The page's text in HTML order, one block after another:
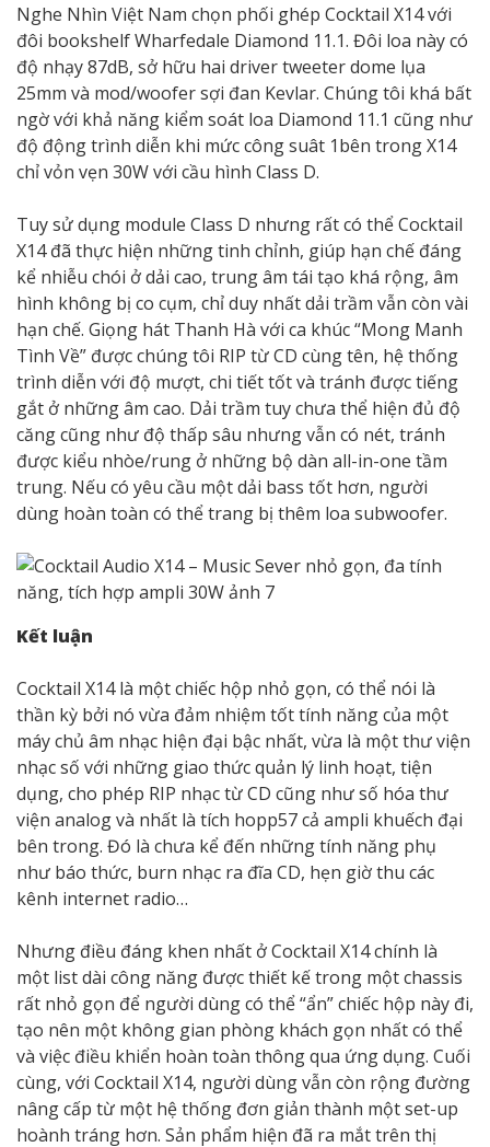
Nghe Nhìn Việt Nam chọn phối ghép Cocktail X14 với
đôi bookshelf Wharfedale Diamond 11.1. Đôi loa này có
độ nhạy 87dB, sở hữu hai driver tweeter dome lụa
25mm và mod/woofer sợi đan Kevlar. Chúng tôi khá bất
ngờ với khả năng kiểm soát loa Diamond 11.1 cũng như
độ động trình diễn khi mức công suât 1bên trong X14
chỉ vỏn vẹn 30W với cầu hình Class D.
Tuy sử dụng module Class D nhưng rất có thể Cocktail
X14 đã thực hiện những tinh chỉnh, giúp hạn chế đáng
kể nhiễu chói ở dải cao, trung âm tái tạo khá rộng, âm
hình không bị co cụm, chỉ duy nhất dải trầm vẫn còn vài
hạn chế. Giọng hát Thanh Hà với ca khúc “Mong Manh
Tình Về” được chúng tôi RIP từ CD cùng tên, hệ thống
trình diễn với độ mượt, chi tiết tốt và tránh được tiếng
gắt ở những âm cao. Dải trầm tuy chưa thể hiện đủ độ
căng cũng như độ thấp sâu nhưng vẫn có nét, tránh
được kiểu nhòe/rung ở những bộ dàn all-in-one tầm
trung. Nếu có yêu cầu một dải bass tốt hơn, người
dùng hoàn toàn có thể trang bị thêm loa subwoofer.
Kết luận
Cocktail X14 là một chiếc hộp nhỏ gọn, có thể nói là
thần kỳ bởi nó vừa đảm nhiệm tốt tính năng của một
máy chủ âm nhạc hiện đại bậc nhất, vừa là một thư viện
nhạc số với những giao thức quản lý linh hoạt, tiện
dụng, cho phép RIP nhạc từ CD cũng như số hóa thư
viện analog và nhất là tích hopp57 cả ampli khuếch đại
bên trong. Đó là chưa kể đến những tính năng phụ
như báo thức, burn nhạc ra đĩa CD, hẹn giờ thu các
kênh internet radio…
Nhưng điều đáng khen nhất ở Cocktail X14 chính là
một list dài công năng được thiết kế trong một chassis
rất nhỏ gọn để người dùng có thể “ẩn” chiếc hộp này đi,
tạo nên một không gian phòng khách gọn nhất có thể
và việc điều khiển hoàn toàn thông qua ứng dụng. Cuối
cùng, với Cocktail X14, người dùng vẫn còn rộng đường
nâng cấp từ một hệ thống đơn giản thành một set-up
hoành tráng hơn. Sản phẩm hiện đã ra mắt trên thị